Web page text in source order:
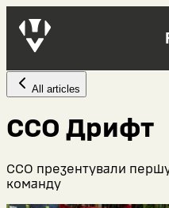
All articles
ССО Дрифт
ССО презентували першу
команду